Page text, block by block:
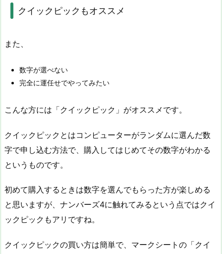
クイックピックもオススメ
また、
数字が選べない
完全に運任せでやってみたい
こんな方には「クイックピック」がオススメです。
クイックピックとはコンピューターがランダムに選んだ数
字で申し込む方法で、購入してはじめてその数字がわかる
というものです。
初めて購入するときは数字を選んでもらった方が楽しめる
と思いますが、ナンバーズ4に触れてみるという点ではクイ
ックピックもアリですね。
クイックピックの買い方は簡単で、マークシートの「クイ